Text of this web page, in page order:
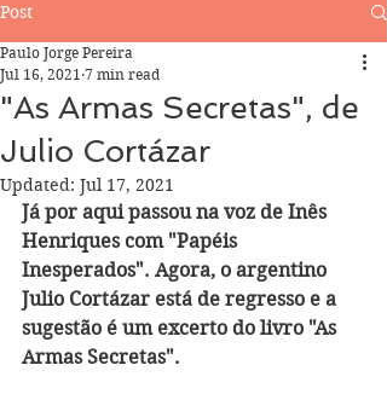
Post
"As Armas Secretas", de
Julio Cortázar
Paulo Jorge Pereira
Jul 16, 2021 7 min read
Updated: Jul 17, 2021
Já por aqui passou na voz de Inês
Henriques com "Papéis
Inesperados". Agora, o argentino
Julio Cortázar está de regresso e a
sugestão é um excerto do livro "As
Armas Secretas".